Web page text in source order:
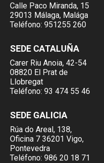
Calle Paco Miranda, 15
29013 Málaga, Malága
Teléfono: 951255 260
SEDE CATALUÑA
Carer Riu Anoia, 42-54
08820 El Prat de
Llobregat
Teléfono: 93 474 55 46
SEDE GALICIA
Rúa do Areal, 138,
Oficina 7 36201 Vigo,
Pontevedra
Teléfono: 986 20 18 71